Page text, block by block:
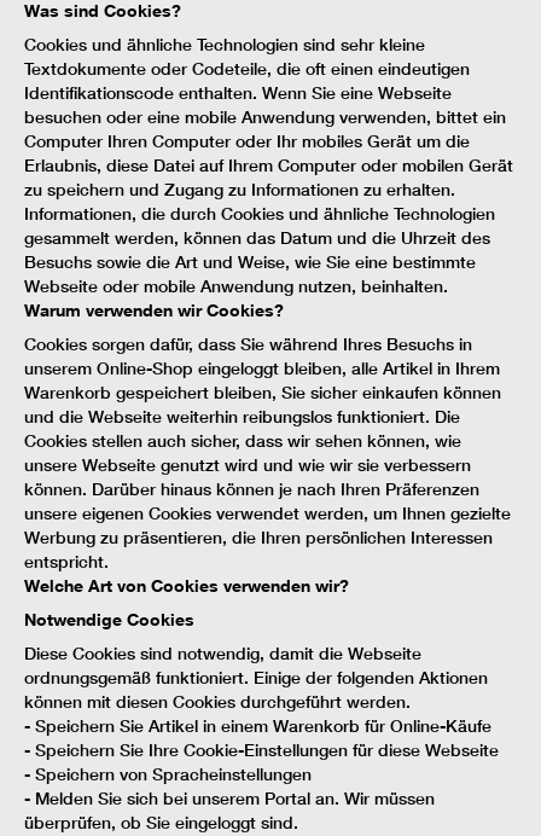
Was sind Cookies?
Cookies und ähnliche Technologien sind sehr kleine
Textdokumente oder Codeteile, die oft einen eindeutigen
Identifikationscode enthalten. Wenn Sie eine Webseite
besuchen oder eine mobile Anwendung verwenden, bittet ein
Computer Ihren Computer oder Ihr mobiles Gerät um die
Erlaubnis, diese Datei auf Ihrem Computer oder mobilen Gerät
zu speichern und Zugang zu Informationen zu erhalten.
Informationen, die durch Cookies und ähnliche Technologien
gesammelt werden, können das Datum und die Uhrzeit des
Besuchs sowie die Art und Weise, wie Sie eine bestimmte
Webseite oder mobile Anwendung nutzen, beinhalten.
Warum verwenden wir Cookies?
Cookies sorgen dafür, dass Sie während Ihres Besuchs in
unserem Online-Shop eingeloggt bleiben, alle Artikel in Ihrem
Warenkorb gespeichert bleiben, Sie sicher einkaufen können
und die Webseite weiterhin reibungslos funktioniert. Die
Cookies stellen auch sicher, dass wir sehen können, wie
unsere Webseite genutzt wird und wie wir sie verbessern
können. Darüber hinaus können je nach Ihren Präferenzen
unsere eigenen Cookies verwendet werden, um Ihnen gezielte
Werbung zu präsentieren, die Ihren persönlichen Interessen
entspricht.
Welche Art von Cookies verwenden wir?
Notwendige Cookies
Diese Cookies sind notwendig, damit die Webseite
ordnungsgemäß funktioniert. Einige der folgenden Aktionen
können mit diesen Cookies durchgeführt werden.
- Speichern Sie Artikel in einem Warenkorb für Online-Käufe
- Speichern Sie Ihre Cookie-Einstellungen für diese Webseite
- Speichern von Spracheinstellungen
- Melden Sie sich bei unserem Portal an. Wir müssen
überprüfen, ob Sie eingeloggt sind.